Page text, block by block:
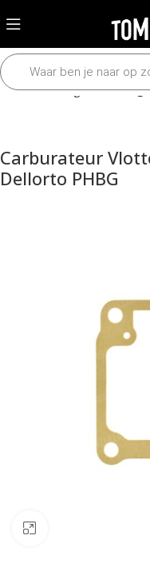
Home Pakkingen
Carburateur
Dellorto PHBG